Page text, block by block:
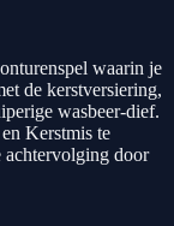
waarin je
de kerstversiering,
wasbeer-dief.
Kerstmis te
achtervolging door